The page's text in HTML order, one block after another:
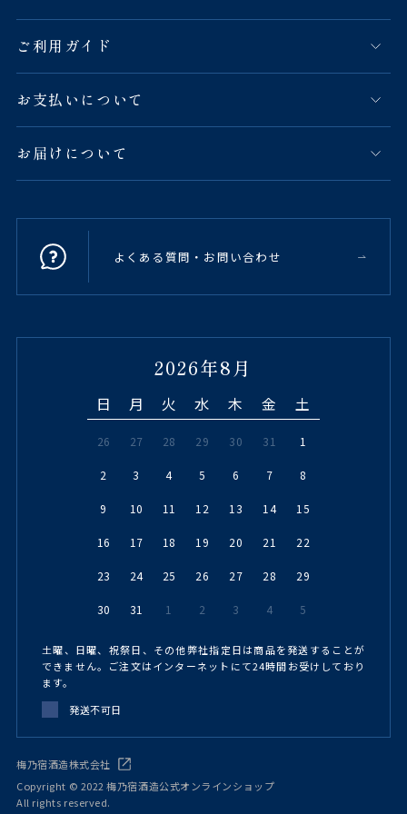
ご利用ガイド
お支払いについて
お届けについて
よくある質問・お問い合わせ
2026年8月
日 月 火 水 木 金 土
26 27 28 29 30 31 1
2 3 4 5 6 7 8
9 10 11 12 13 14 15
16 17 18 19 20 21 22
23 24 25 26 27 28 29
30 31 1 2 3 4 5
土曜、日曜、祝祭日、その他弊社指定日は商品を発送することが
できません。ご注文はインターネットにて24時間お受けしており
ます。
発送不可日
梅乃宿酒造株式会社
Copyright © 2022 梅乃宿酒造公式オンラインショップ
All rights reserved.